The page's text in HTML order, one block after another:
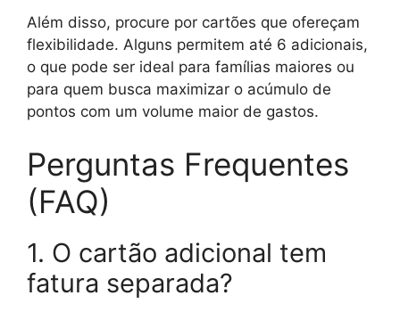
Além disso, procure por cartões que ofereçam
flexibilidade. Alguns permitem até 6 adicionais,
o que pode ser ideal para famílias maiores ou
para quem busca maximizar o acúmulo de
pontos com um volume maior de gastos.
Perguntas Frequentes
(FAQ)
1. O cartão adicional tem
fatura separada?